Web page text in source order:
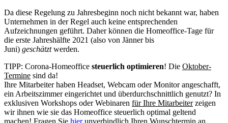
Da diese Regelung zu Jahresbeginn noch nicht bekannt war, haben
Unternehmen in der Regel auch keine entsprechenden
Aufzeichnungen geführt. Daher können die Homeoffice-Tage für
die erste Jahreshälfte 2021 (also von Jänner bis
Juni) geschätztwerden.
TIPP: Corona-Homeoffice steuerlich optimieren! Die Oktober-
Termine sind da!
Ihre Mitarbeiter haben Headset, Webcam oder Monitor angeschafft,
ein Arbeitszimmer eingerichtet und überdurchschnittlich genutzt? In
exklusiven Workshops oder Webinaren für Ihre Mitarbeiterzeigen
wir ihnen wie sie das Homeoffice steuerlich optimal geltend
machen! Fragen Sie hierunverbindlich Ihren Wunschtermin an.